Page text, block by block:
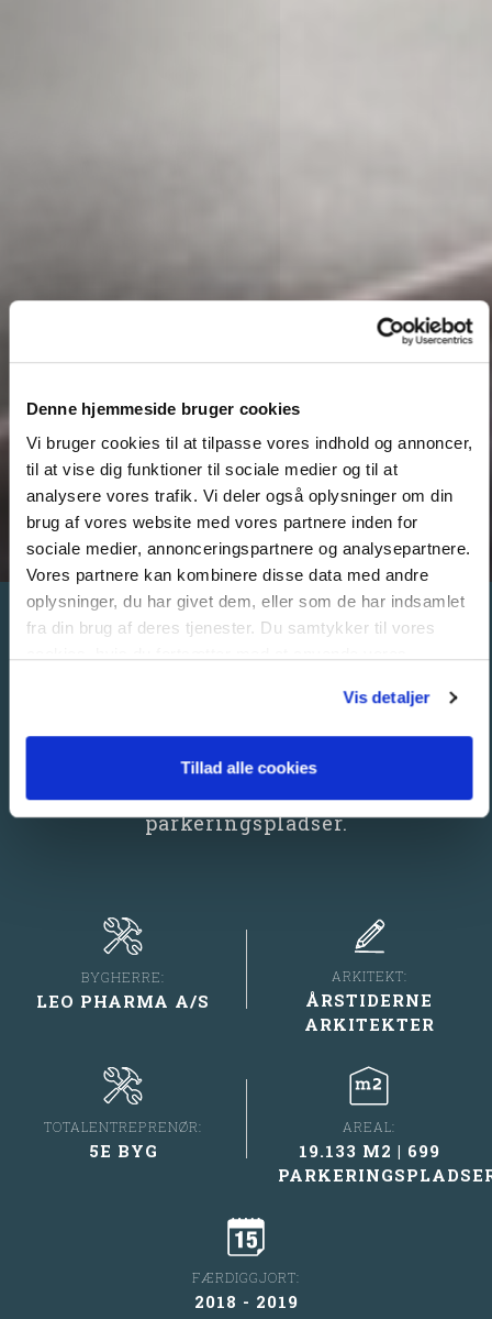
Denne hjemmeside bruger cookies
Vi bruger cookies til at tilpasse vores indhold og annoncer,
til at vise dig funktioner til sociale medier og til at
analysere vores trafik. Vi deler også oplysninger om din
brug af vores website med vores partnere inden for
sociale medier, annonceringspartnere og analysepartnere.
Vores partnere kan kombinere disse data med andre
oplysninger, du har givet dem, eller som de har indsamlet
fra din brug af deres tjenester. Du samtykker til vores
Vis detaljer
Tillad alle cookies
REFERENCE FOR
P-HUS LEO PHARMA,
Opførelse af nyt parkeringshus for LEO
Pharma. 15 split-level etager med 699
parkeringspladser.
BYGHERRE:
LEO PHARMA A/S
ARKITEKT:
ÅRSTIDERNE
ARKITEKTER
TOTALENTREPRENØR:
5E BYG
AREAL:
19.133 M2 | 699
FÆRDIGGJORT:
2018 - 2019